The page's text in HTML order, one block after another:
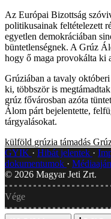
Az Európai Bizottság
politikusainak feltételezett
egyetlen demokráciában
büntetlenségnek. A Grúz
hogy ő maga provokálta ki
Grúziában a tavaly
ki, többször is
grúz fővárosban azóta
Álom párt bejelentette,
tárgyalásokat.
külföld grúzia támadás
GYIK
Hibát jelentek
dokumentumok
© 2026 Magyar Jeti Zrt.
Vége